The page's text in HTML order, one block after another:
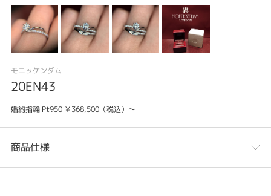
モニッケンダム
20EN43
婚約指輪 Pt950 ￥368,500（税込）～
商品仕様